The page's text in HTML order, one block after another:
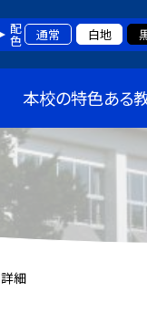
配色 通常 白地
本校の特色ある
詳細